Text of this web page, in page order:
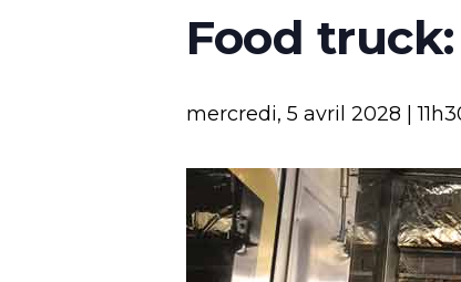
Food
mercredi, 5 avril 2028 |